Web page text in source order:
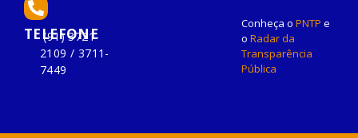
TELEFONE
(91) 3721-
2109 / 3711-
7449
Conheça o PNTP e
o Radar da
Transparência
Pública